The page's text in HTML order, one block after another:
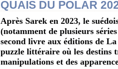
QUAIS DU POLAR
Après Sarek en 2023, le
(notamment de plusieurs
second livre aux éditions de
puzzle littéraire où les destins
manipulations et des